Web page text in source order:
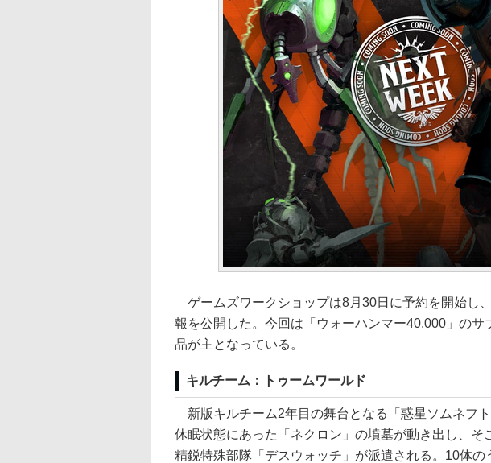
ゲームズワークショップは8月30日に予約を開始し
報を公開した。今回は「ウォーハンマー40,000」のサ
品が主となっている。
キルチーム：トゥームワールド
新版キルチーム2年目の舞台となる「惑星ソムネフト
休眠状態にあった「ネクロン」の墳墓が動き出し、そ
精鋭特殊部隊「デスウォッチ」が派遣される。10体の